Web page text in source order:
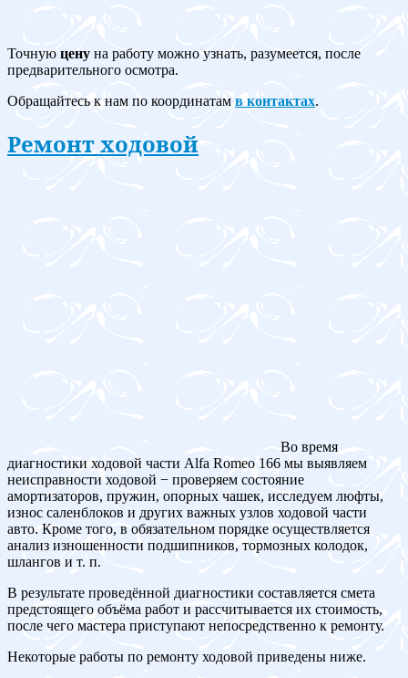
Точную цену на работу можно узнать, разумеется, после
предварительного осмотра.
Обращайтесь к нам по координатам в контактах.
Ремонт ходовой
Во время
диагностики ходовой части Alfa Romeo 166 мы выявляем
неисправности ходовой − проверяем состояние
амортизаторов, пружин, опорных чашек, исследуем люфты,
износ саленблоков и других важных узлов ходовой части
авто. Кроме того, в обязательном порядке осуществляется
анализ изношенности подшипников, тормозных колодок,
шлангов и т. п.
В результате проведённой диагностики составляется смета
предстоящего объёма работ и рассчитывается их стоимость,
после чего мастера приступают непосредственно к ремонту.
Некоторые работы по ремонту ходовой приведены ниже.